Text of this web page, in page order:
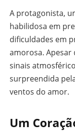
A protagonista,
habilidosa em
dificuldades em
amorosa.
sinais
surpreendida
ventos do amor.
Um